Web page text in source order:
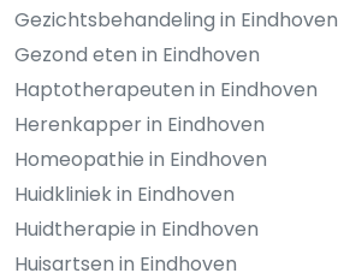
Gezichtsbehandeling in Eindhoven
Gezond eten in Eindhoven
Haptotherapeuten in Eindhoven
Herenkapper in Eindhoven
Homeopathie in Eindhoven
Huidkliniek in Eindhoven
Huidtherapie in Eindhoven
Huisartsen in Eindhoven